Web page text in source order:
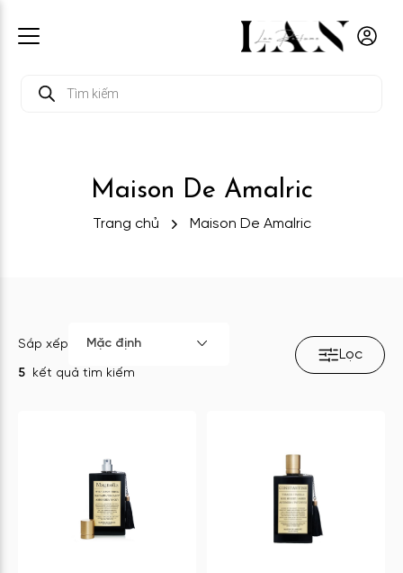
kiếm
Maison De Amalric
Trang chủ Maison De Amalric
Lọc
Sắp xếp Mặc định
5 kết quả tìm kiếm